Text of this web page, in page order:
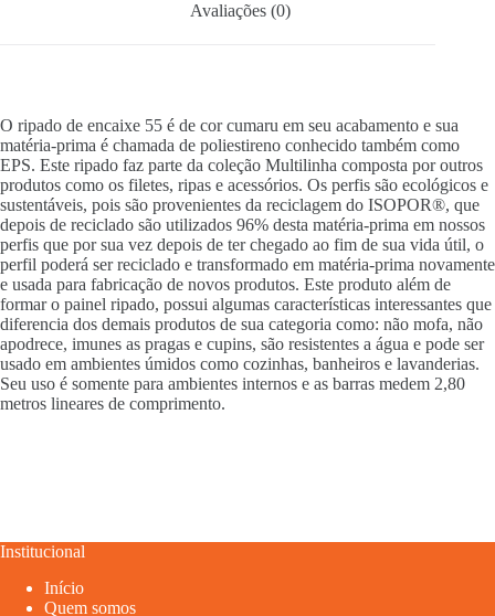
Avaliações (0)
O ripado de encaixe 55 é de cor cumaru em seu acabamento e sua
matéria-prima é chamada de poliestireno conhecido também como
EPS. Este ripado faz parte da coleção Multilinha composta por outros
produtos como os filetes, ripas e acessórios. Os perfis são ecológicos e
sustentáveis, pois são provenientes da reciclagem do ISOPOR®, que
depois de reciclado são utilizados 96% desta matéria-prima em nossos
perfis que por sua vez depois de ter chegado ao fim de sua vida útil, o
perfil poderá ser reciclado e transformado em matéria-prima novamente
e usada para fabricação de novos produtos. Este produto além de
formar o painel ripado, possui algumas características interessantes que
diferencia dos demais produtos de sua categoria como: não mofa, não
apodrece, imunes as pragas e cupins, são resistentes a água e pode ser
usado em ambientes úmidos como cozinhas, banheiros e lavanderias.
Seu uso é somente para ambientes internos e as barras medem 2,80
metros lineares de comprimento.
Institucional
Início
Quem somos